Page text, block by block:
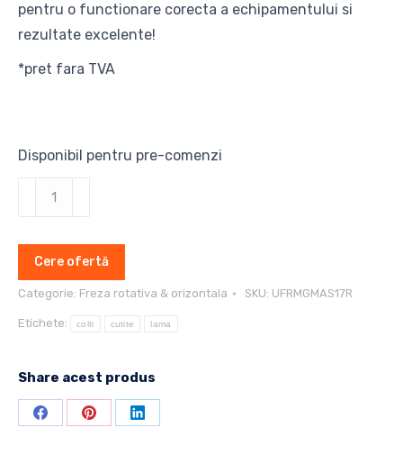
pentru o functionare corecta a echipamentului si
rezultate excelente!
*pret fara TVA
Disponibil pentru pre-comenzi
Cantitate
Cutite
lame
freza
orizontala
Cere ofertă
Categorie: Freza rotativa & orizontala SKU: UFRMGMAS17R
Etichete: colti cutite lama
Share acest produs
Share Share Share